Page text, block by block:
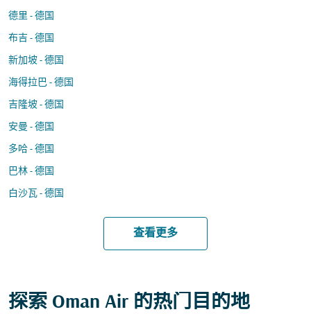
德里 - 德国
布吉 - 德国
新加坡 - 德国
海得拉巴 - 德国
吉隆坡 - 德国
安曼 - 德国
多哈 - 德国
巴林 - 德国
白沙瓦 - 德国
查看更多
探索 Oman Air 的热门目的地